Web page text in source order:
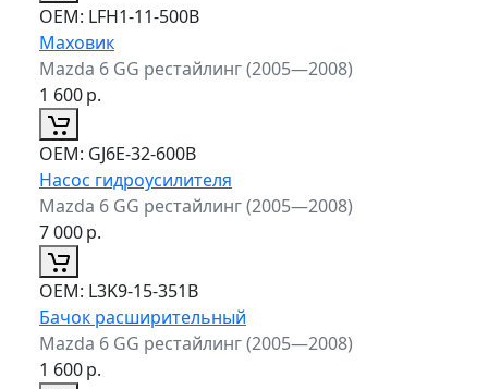
ОЕМ: LFH1-11-500B
Маховик
Mazda 6 GG рестайлинг (2005—2008)
1 600р.
ОЕМ: GJ6E-32-600B
Насос гидроусилителя
Mazda 6 GG рестайлинг (2005—2008)
7 000р.
ОЕМ: L3K9-15-351B
Бачок расширительный
Mazda 6 GG рестайлинг (2005—2008)
1 600р.